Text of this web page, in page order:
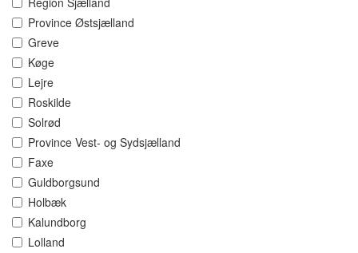
Province Østsjælland
Greve
Køge
Lejre
Roskilde
Solrød
Province Vest- og Sydsjælland
Faxe
Guldborgsund
Holbæk
Kalundborg
Lolland